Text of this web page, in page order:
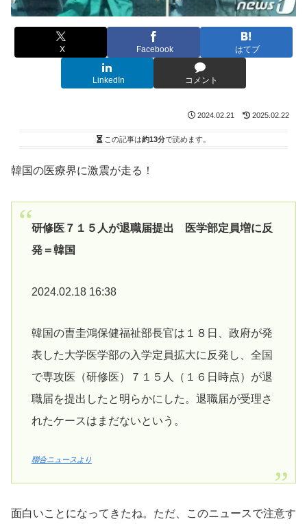
X Facebook はてブ
LinkedIn コメント
2024.02.21 2025.02.22
この記事は約13分で読めます。
韓国の医療界に激震が走る！
研修医７１５人が退職届提出 医学部定員増に反
発＝韓国
2024.02.18 16:38
韓国の曺圭鴻保健福祉部長官は１８日、政府が発
表した大学医学部の入学定員拡大に反発し、全国
で専攻医（研修医）７１５人（１６日時点）が退
職届を提出したと明らかにした。退職届が受理さ
れたケースはまだないという。
聯合ニュースより
面白いことになってきたね。ただ、このニュースで注意す